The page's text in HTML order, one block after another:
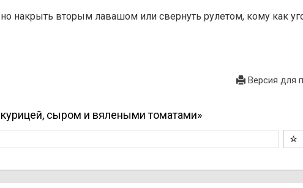
накрыть вторым лавашом или свернуть рулетом, кому как
Версия для
сыром и вялеными томатами»